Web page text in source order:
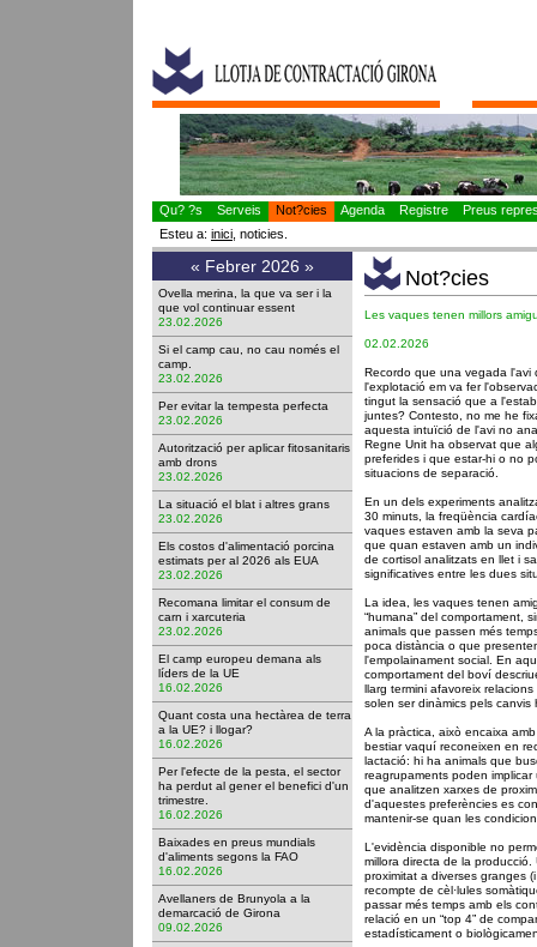
Qu? ?s Serveis Not?cies Agenda Registre
Preus
Esteu a: inici , noticies.
« Febrer 2026 »
Ovella merina, la que va ser i la
que vol continuar essent
23.02.2026
Si el camp cau, no cau només el
camp.
23.02.2026
Per evitar la tempesta perfecta
23.02.2026
Autorització per aplicar fitosanitaris
amb drons
23.02.2026
La situació el blat i altres grans
23.02.2026
Els costos d'alimentació porcina
estimats per al 2026 als EUA
23.02.2026
Recomana limitar el consum de
carn i xarcuteria
23.02.2026
El camp europeu demana als
líders de la UE
16.02.2026
Quant costa una hectàrea de terra
a la UE? i llogar?
16.02.2026
Per l'efecte de la pesta, el sector
ha perdut al gener el benefici d'un
trimestre.
16.02.2026
Baixades en preus mundials
d'aliments segons la FAO
16.02.2026
Avellaners de Brunyola a la
demarcació de Girona
09.02.2026
Not?cies
Les vaques tenen millors
02.02.2026
Recordo que una vegada l'avi
l'explotació em va fer
tingut la sensació que a
juntes? Contesto, no me he
aquesta intuïció de l'avi no
Regne Unit ha observat que
preferides i que estar-hi o no
situacions de separació.
En un dels experiments
30 minuts, la freqüència
vaques estaven amb la seva
que quan estaven amb un
de cortisol analitzats en llet i
significatives entre les dues
La idea, les vaques tenen
“humana” del comportament,
animals que passen més
poca distància o que
l'empolainament social. En
comportament del boví
llarg termini afavoreix
solen ser dinàmics pels canvis
A la pràctica, això encaixa
bestiar vaquí reconeixen en
lactació: hi ha animals que
reagrupaments poden
que analitzen xarxes de
d'aquestes preferències es
mantenir-se quan les
L'evidència disponible no
millora directa de la
proximitat a diverses granges
recompte de cèl·lules
passar més temps amb els
relació en un “top 4” de
estadísticament o